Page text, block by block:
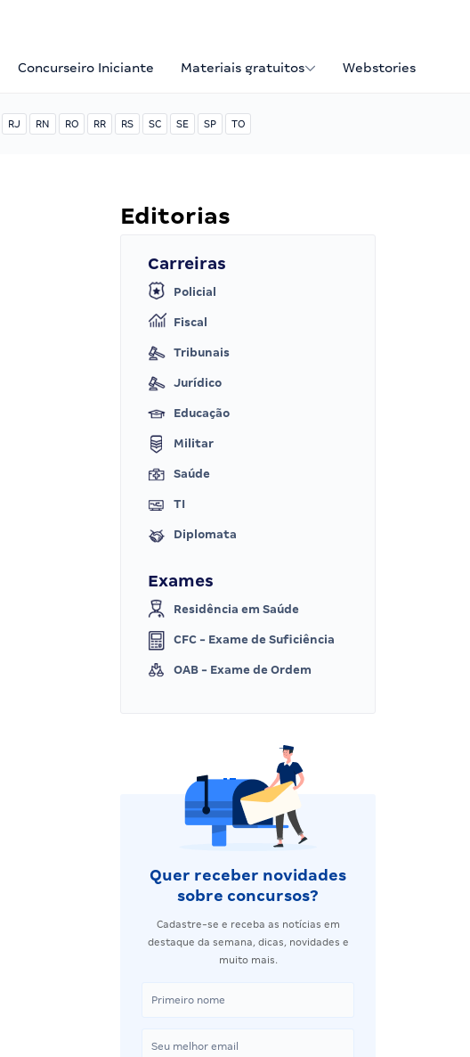
Concurseiro Iniciante Materiais gratuitos Webstories
RJ RN RO RR RS SC SE SP TO
Editorias
Carreiras
Policial
Fiscal
Tribunais
Jurídico
Educação
Militar
Saúde
TI
Diplomata
Exames
Residência em Saúde
CFC - Exame de Suficiência
OAB - Exame de Ordem
Quer receber novidades
sobre concursos?
Cadastre-se e receba as notícias em
destaque da semana, dicas, novidades e
muito mais.